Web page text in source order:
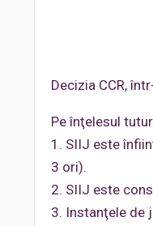
Decizia CCR,
Pe înţelesul
1. SIIJ este
3 ori).
2. SIIJ este
3. Instanţele de